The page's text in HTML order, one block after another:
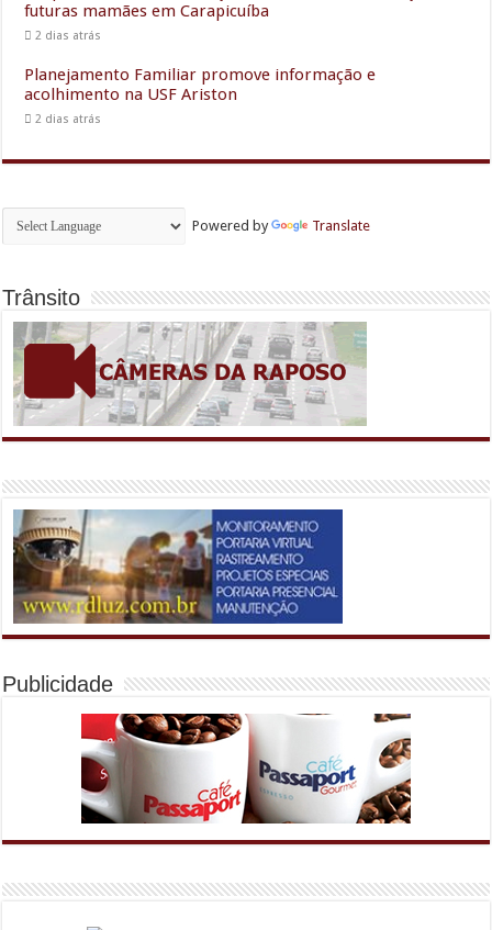
futuras mamães em Carapicuíba
2 dias atrás
Planejamento Familiar promove informação e
acolhimento na USF Ariston
2 dias atrás
Powered by Translate
Trânsito
Publicidade